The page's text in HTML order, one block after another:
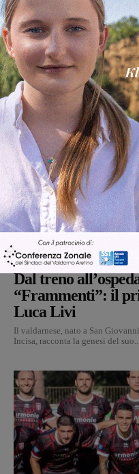
Ultime Notizie
Cultura Martina Giardi -9 Agosto
Dal treno
“Frammenti”: il
Luca Livi
Il valdarnese, nato a San
Incisa, racconta la genesi del suo...